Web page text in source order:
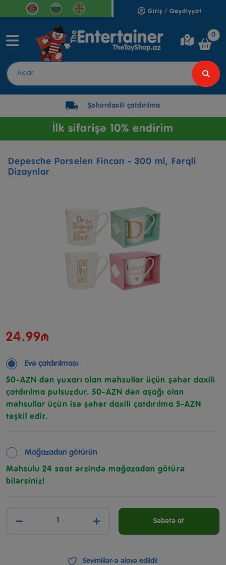
Giriş / Qeydiyyat
0
Şəhərdaxili çatdırılma
İlk sifarişə 10% endirim
Depesche Porselen Fincan - 300 ml, Fərqli
Dizaynlar
24.99₼
Evə çatdırılması
50-AZN dən yuxarı olan məhsullar üçün şəhər daxili
çatdırılma pulsuzdur. 50-AZN dən aşağı olan
məhsullar üçün isə şəhər daxili çatdırılma 5-AZN
təşkil edir.
Mağazadan götürün
Məhsulu 24 saat ərzində mağazadan götürə
bilərsiniz!
− + Səbətə at
Sevimlilər-ə əlavə edildi!